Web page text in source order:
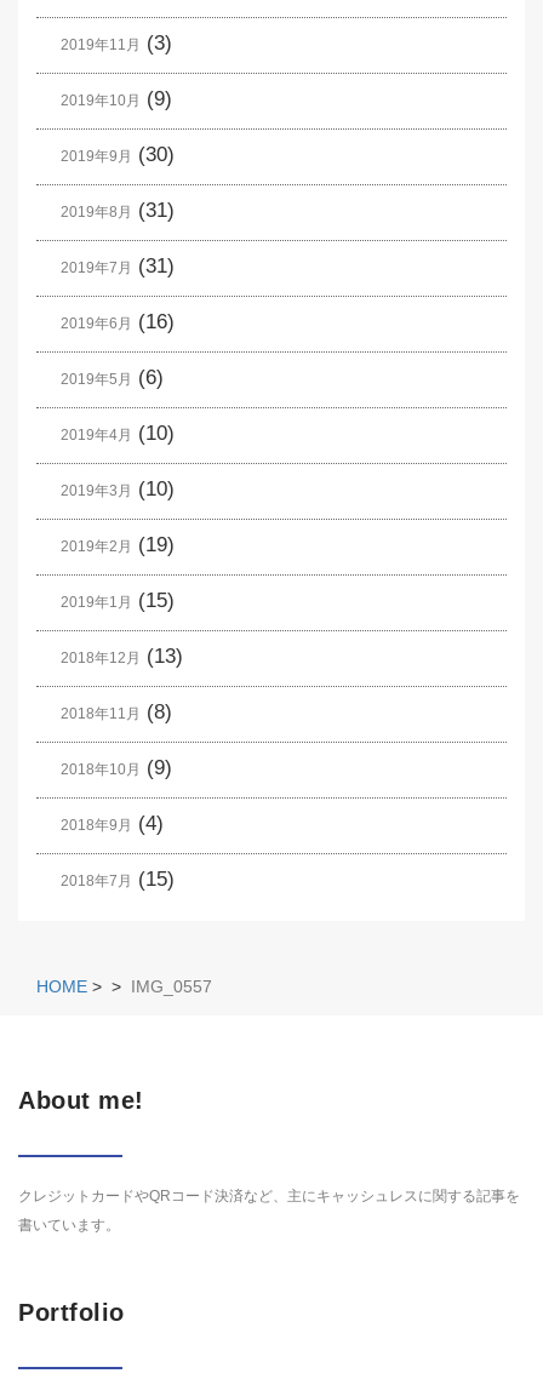
2019年11月 (3)
2019年10月 (9)
2019年9月 (30)
2019年8月 (31)
2019年7月 (31)
2019年6月 (16)
2019年5月 (6)
2019年4月 (10)
2019年3月 (10)
2019年2月 (19)
2019年1月 (15)
2018年12月 (13)
2018年11月 (8)
2018年10月 (9)
2018年9月 (4)
2018年7月 (15)
HOME > > IMG_0557
About me!
クレジットカードやQRコード決済など、主にキャッシュレスに関する記事を
書いています。
Portfolio